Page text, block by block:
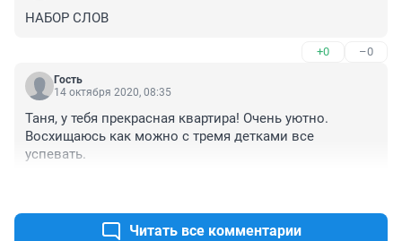
НАБОР СЛОВ
+0 –0
Гость
14 октября 2020, 08:35
Таня, у тебя прекрасная квартира! Очень уютно.
Восхищаюсь как можно с тремя детками все
успевать.
Читать все комментарии